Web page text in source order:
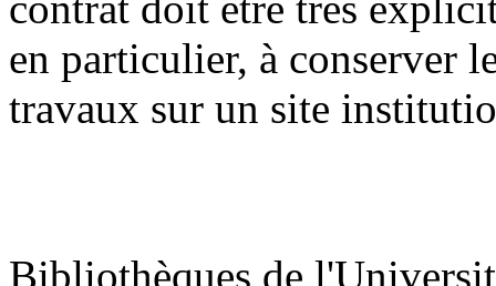
en particulier, à conserver
travaux sur un site
Bibliothèques de